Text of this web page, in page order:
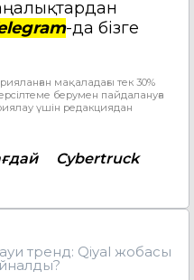
-да бізге
мақаладағы тек 30%
берумен пайдалануға
үшін редакциядан
Cybertruck
тренд: Qiyal жобасы